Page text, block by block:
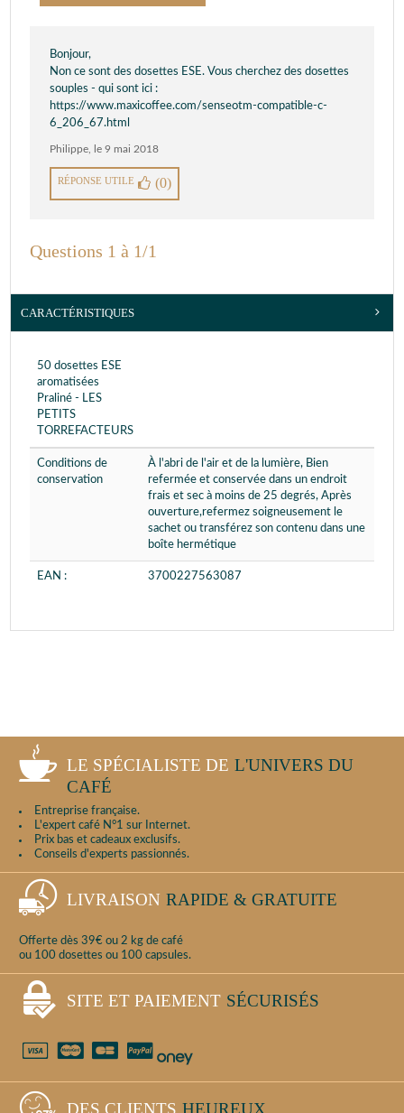
Bonjour,
Non ce sont des dosettes ESE. Vous cherchez des dosettes
souples - qui sont ici :
https://www.maxicoffee.com/senseotm-compatible-c-
6_206_67.html
Philippe le 9 mai 2018
RÉPONSE UTILE (0)
Questions 1 à 1/1
CARACTÉRISTIQUES
50 dosettes ESE
aromatisées
Praliné - LES
PETITS
TORREFACTEURS
Conditions de
conservation
À l'abri de l'air et de la lumière, Bien
refermée et conservée dans un endroit
frais et sec à moins de 25 degrés, Après
ouverture,refermez soigneusement le
sachet ou transférez son contenu dans une
boîte hermétique
EAN : 3700227563087
LE SPÉCIALISTE DE L'UNIVERS DU
CAFÉ
Entreprise française.
L'expert café N°1 sur Internet.
Prix bas et cadeaux exclusifs.
Conseils d'experts passionnés.
LIVRAISON RAPIDE & GRATUITE
Offerte dès 39€ ou 2 kg de café
ou 100 dosettes ou 100 capsules.
SITE ET PAIEMENT SÉCURISÉS
DES CLIENTS HEUREUX